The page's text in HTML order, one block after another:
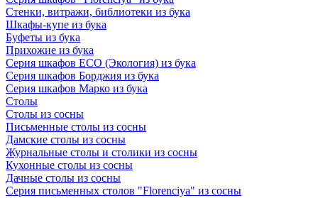
Стенки, витражи, библиотеки из бука
Шкафы-купе из бука
Буфеты из бука
Прихожие из бука
Серия шкафов ECO (Экология) из бука
Серия шкафов Борджия из бука
Серия шкафов Марко из бука
Столы
Столы из сосны
Письменные столы из сосны
Дамские столы из сосны
Журнальные столы и столики из сосны
Кухонные столы из сосны
Дачные столы из сосны
Серия письменных столов "Florenciya" из сосны